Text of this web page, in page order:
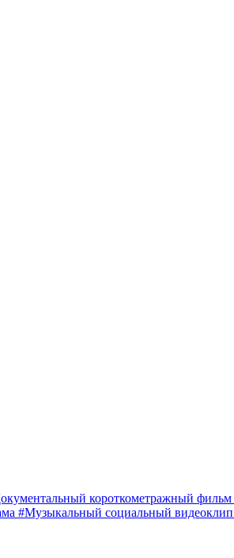
короткометражный фильм
#Музыкальный социальный видеоклип